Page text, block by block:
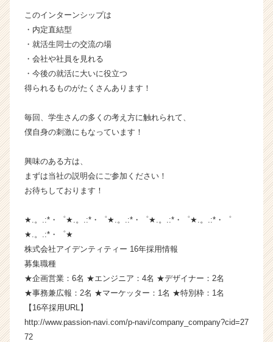
タ
ム
ラ
イ
|
ン
チ
成
か
ス
ウ
が
く
このインターンシップは
・内定直結型
・就活生同士の交流の場
・会社や社員を見れる
・今後の就活に大いに役立つ
得られるものがたくさんあります！
毎回、学生さんの多くの考え方に触れられて、
僕自身の刺激にもなっています！
興味のある方は、
まずは当社の説明会にご参加ください！
お待ちしております！
★.。.:*・゜★.。.:*・゜★.。.:*・゜★.。.:*・゜★.。.:*・゜
★.。.:*・゜★
株式会社アイデンティティー 16年採用情報
募集職種
★企画営業：6名 ★エンジニア：4名 ★デザイナー：2名
★事務兼広報：2名 ★マーケッター：1名 ★特別枠：1名
【16卒採用URL】
http://www.passion-navi.com/p-navi/company_company?cid=27
72